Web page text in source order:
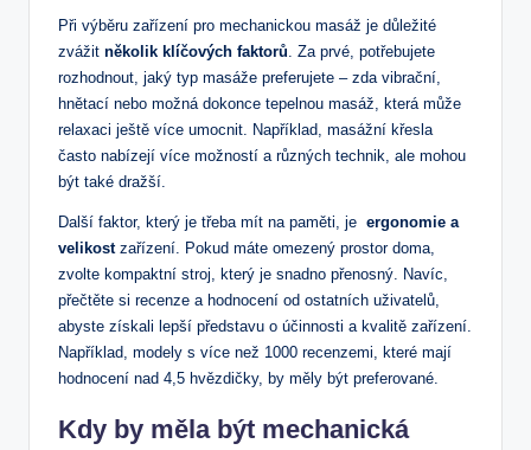
Při výběru‌ zařízení⁤ pro mechanickou masáž ‌je ‌důležité
zvážit několik klíčových​ faktorů.​ Za prvé, potřebujete
rozhodnout, jaký ⁣typ masáže preferujete –⁤ zda vibrační,
hnětací nebo ⁣možná dokonce tepelnou masáž, která⁢ může
relaxaci ještě⁢ více umocnit. ‌Například, masážní křesla
často⁢ nabízejí ‌více možností a různých⁢ technik,⁤ ale ‌mohou⁢
být ⁤také ‍dražší.
Další faktor, který je třeba mít na paměti, je ‌ ergonomie a
velikostzařízení. Pokud máte omezený prostor doma,⁤
zvolte kompaktní stroj, který je snadno přenosný. Navíc,
⁤přečtěte si recenze a hodnocení‍ od ⁤ostatních uživatelů,
abyste získali lepší představu o účinnosti a‍ kvalitě⁤ zařízení.
‌Například, modely s více než ⁤1000 recenzemi, které ⁢mají
⁤hodnocení nad‍ 4,5 hvězdičky, by⁢ měly být preferované.
Kdy by měla být mechanická